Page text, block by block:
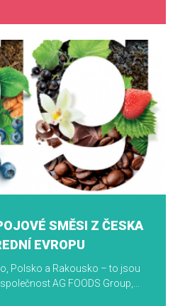
SMĚSI Z ČESKA
EVROPU
Polsko a Rakousko – to jsou
AG FOODS Group,...